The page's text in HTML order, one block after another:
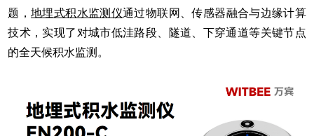
题， 地埋式积水监测仪通过物联网、传感器融合与边缘计算
技术，实现了对城市低洼路段、隧道、下穿通道等关键节点
的全天候积水监测。